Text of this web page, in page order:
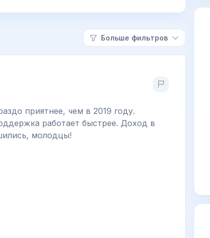
Больше фильтров
приятнее, чем в 2019 году.
работает быстрее. Доход в
молодцы!